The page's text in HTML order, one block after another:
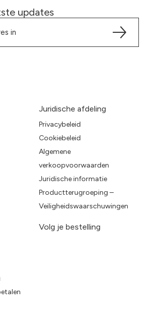
updates
Juridische afdeling
Privacybeleid
Cookiebeleid
Algemene
verkoopvoorwaarden
Juridische informatie
Productterugroeping –
Veiligheidswaarschuwingen
Volg je bestelling